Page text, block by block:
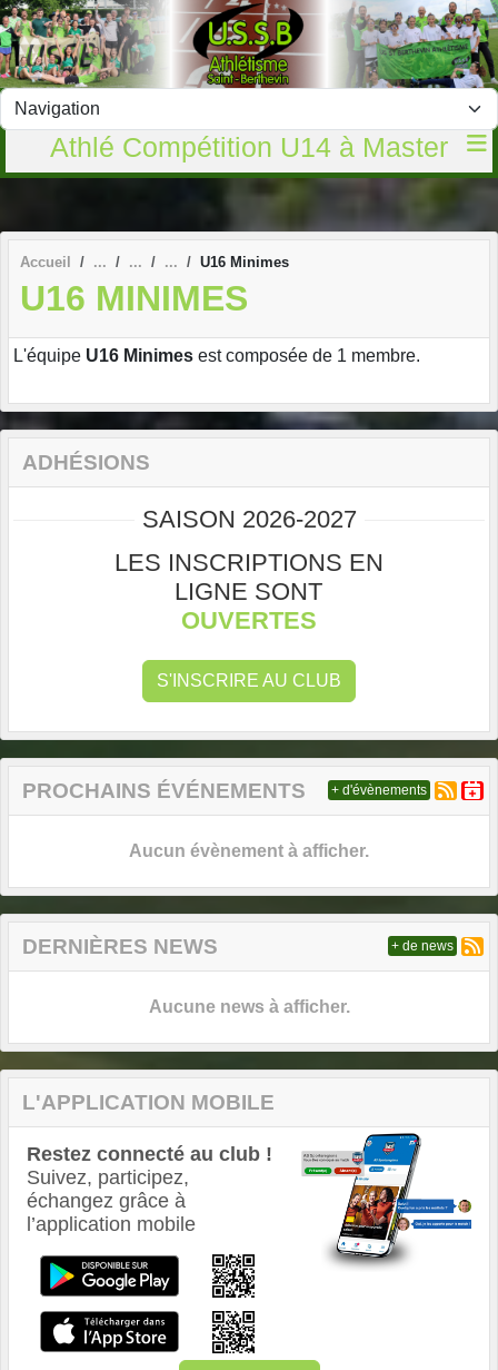
Athlé Compétition U14 à Master
Accueil U16 Minimes
U16 MINIMES
L'équipe U16 Minimes est composée de 1 membre.
ADHÉSIONS
SAISON 2026-2027
LES INSCRIPTIONS EN
LIGNE SONT
OUVERTES
S'INSCRIRE AU CLUB
PROCHAINS ÉVÉNEMENTS
Aucun évènement à afficher.
+ d'évènements
DERNIÈRES NEWS
Aucune news à afficher.
+ de news
L'APPLICATION MOBILE
Restez connecté au club !
Suivez, participez,
échangez grâce à
l’application mobile
Panneau de gestion des cookies